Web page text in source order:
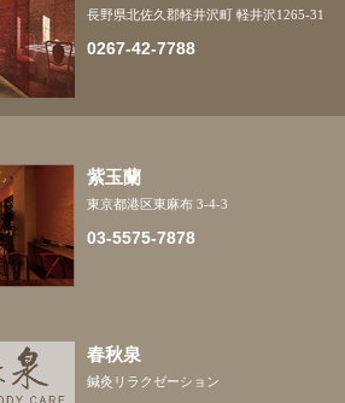
長野県北佐久郡軽井沢町 軽井沢1265-31
0267-42-7788
紫玉蘭
東京都港区東麻布 3-4-3
03-5575-7878
春秋泉
鍼灸リラクゼーション